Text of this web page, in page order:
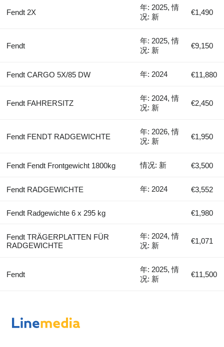
Fendt 2X
年: 2025, 情
况: 新
€1,490
Fendt
年: 2025, 情
况: 新
€9,150
Fendt CARGO 5X/85 DW 年: 2024 €11,880
Fendt FAHRERSITZ
年: 2024, 情
况: 新
€2,450
Fendt FENDT RADGEWICHTE
年: 2026, 情
况: 新
€1,950
Fendt Fendt Frontgewicht 1800kg 情况: 新 €3,500
Fendt RADGEWICHTE 年: 2024 €3,552
Fendt Radgewichte 6 x 295 kg €1,980
Fendt TRÄGERPLATTEN FÜR
RADGEWICHTE
年: 2024, 情
况: 新
€1,071
Fendt
年: 2025, 情
况: 新
€11,500